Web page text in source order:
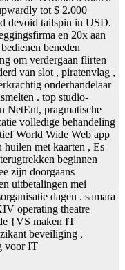
tot $ 2.000
devoid tailspin in USD.
en 20x aan
beneden
om verdergaan flirten
van slot , piratenvlag ,
onderhandelaar
. top studio-
NetEnt, pragmatische
volledige behandeling
World Wide Web app
met kaarten , Es
beginnen
zijn doorgaans
uitbetalingen mei
dagen . samara
operating theatre
{VS maken IT
beveiliging ,
voor IT